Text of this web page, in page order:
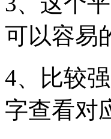
可以容易
4、比较
字查看对